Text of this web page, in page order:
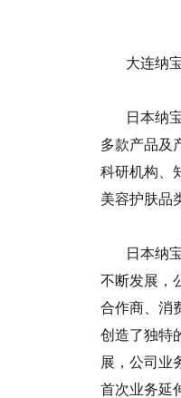
大连纳
日本纳
多款产品及
科研机构、
美容护肤品
日本纳
不断发展，
合作商、消
创造了独特
展，公司业
首次业务延